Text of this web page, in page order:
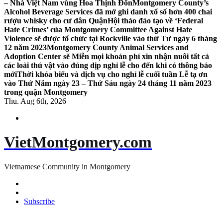
– Nhà Việt Nam vùng Hoa Thịnh ĐốnMontgomery County’s
Alcohol Beverage Services đã mở ghi danh xổ số hơn 400 chai
rượu whisky cho cư dân QuậnHội thảo đào tạo về ‘Federal
Hate Crimes’ của Montgomery Committee Against Hate
Violence sẽ được tổ chức tại Rockville vào thứ Tư ngày 6 tháng
12 năm 2023Montgomery County Animal Services and
Adoption Center sẽ Miễn mọi khoản phí xin nhận nuôi tất cả
các loài thú vật vào đúng dịp nghỉ lễ cho đến khi có thông báo
mớiThời khóa biểu và dịch vụ cho nghỉ lễ cuối tuần Lễ tạ ơn
vào Thứ Năm ngày 23 – Thứ Sáu ngày 24 tháng 11 năm 2023
trong quận Montgomery
Thu. Aug 6th, 2026
VietMontgomery.com
Vietnamese Community in Montgomery
Subscribe